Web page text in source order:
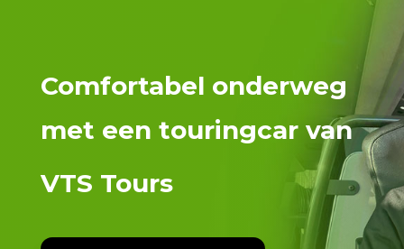
Comfortabel onderweg
met een touringcar van
VTS Tours